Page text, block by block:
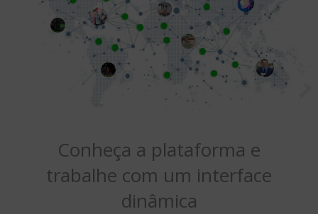
Conheça a plataforma e
trabalhe com um interface
dinâmica